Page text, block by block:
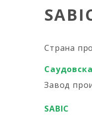
Страна
Завод
SABIC